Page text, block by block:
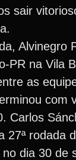
sair
Alvinegro
PR na Vila
as
com
Carlos
27ª rodada
dia 30 de